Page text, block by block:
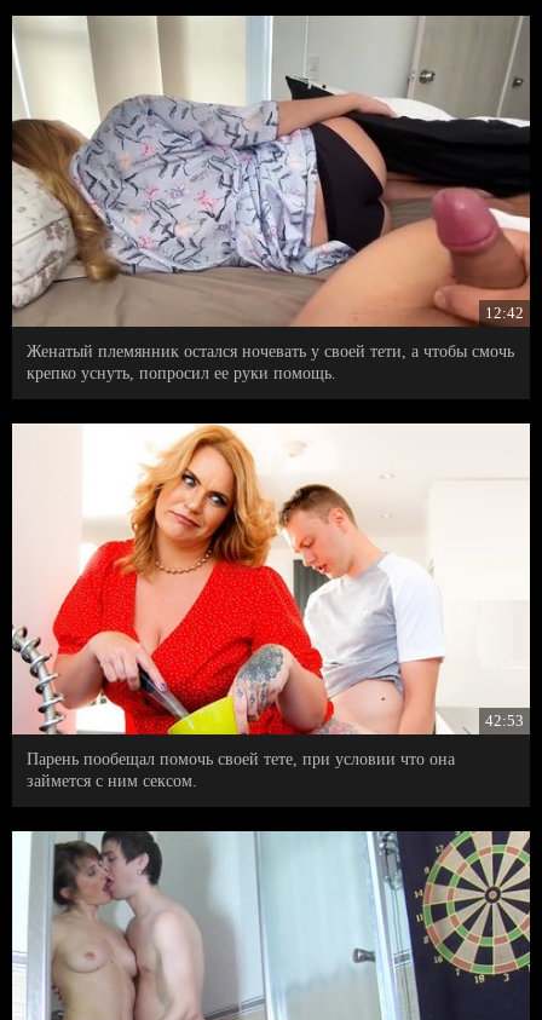
12:42
Женатый племянник остался ночевать у своей тети, а чтобы смочь
крепко уснуть, попросил ее руки помощь.
42:53
Парень пообещал помочь своей тете, при условии что она
займется с ним сексом.